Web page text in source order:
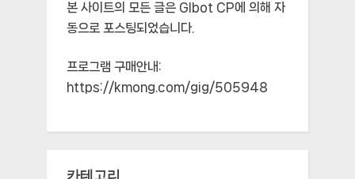
본 사이트의 모든 글은 Glbot CP에 의해 자
동으로 포스팅되었습니다.
프로그램 구매안내:
https://kmong.com/gig/505948
카테고리